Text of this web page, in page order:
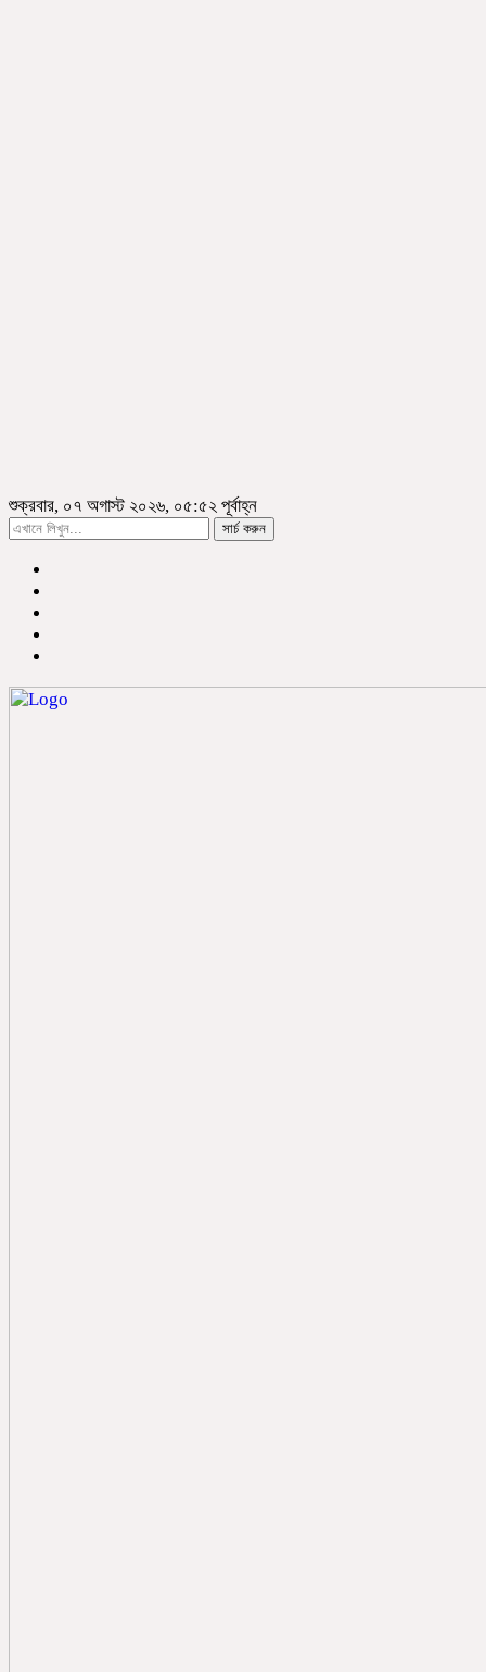
শুক্রবার, ০৭ অগাস্ট ২০২৬, ০৫:৫২ পূর্বাহ্ন
সার্চ করুন